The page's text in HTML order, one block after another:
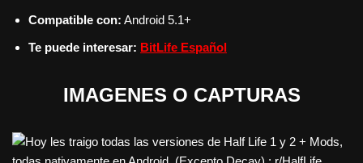
Compatible con: Android 5.1+
Te puede interesar: BitLife Español
IMAGENES O CAPTURAS